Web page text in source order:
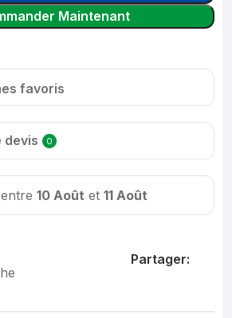
Maintenant
favoris
devis 0
10 Août et 11 Août
Partager: